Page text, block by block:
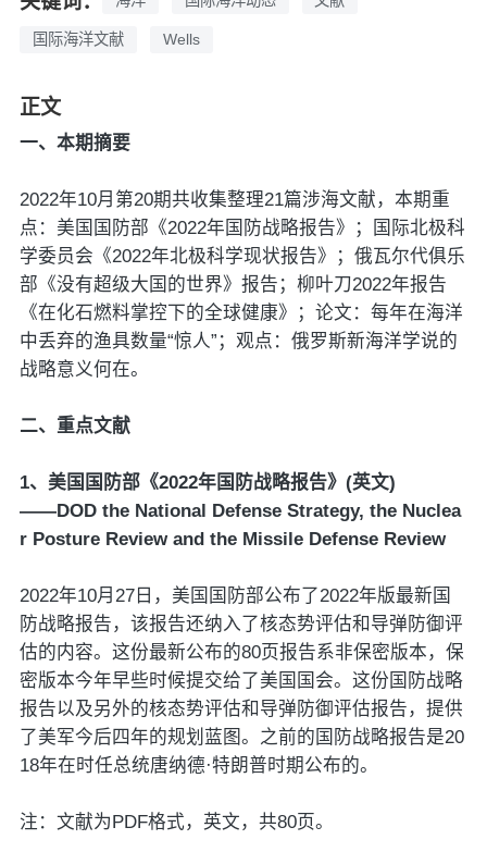
国际海洋文献 Wells
正文
一、本期摘要
2022年10月第20期共收集整理21篇涉海文献，本期重
点：美国国防部《2022年国防战略报告》；国际北极科
学委员会《2022年北极科学现状报告》；俄瓦尔代俱乐
部《没有超级大国的世界》报告；柳叶刀2022年报告
《在化石燃料掌控下的全球健康》；论文：每年在海洋
中丢弃的渔具数量“惊人”；观点：俄罗斯新海洋学说的
战略意义何在。
二、重点文献
1、美国国防部《2022年国防战略报告》(英文)
——DOD the National Defense Strategy, the Nuclea
r Posture Review and the Missile Defense Review
2022年10月27日，美国国防部公布了2022年版最新国
防战略报告，该报告还纳入了核态势评估和导弹防御评
估的内容。这份最新公布的80页报告系非保密版本，保
密版本今年早些时候提交给了美国国会。这份国防战略
报告以及另外的核态势评估和导弹防御评估报告，提供
了美军今后四年的规划蓝图。之前的国防战略报告是20
18年在时任总统唐纳德·特朗普时期公布的。
注：文献为PDF格式，英文，共80页。